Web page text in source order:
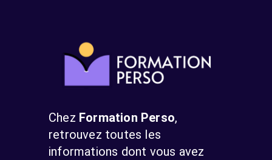
Chez Formation Perso,
retrouvez toutes les
informations dont vous avez